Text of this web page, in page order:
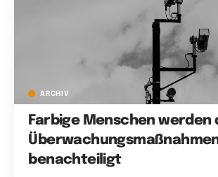
ARCHIV
Farbige Menschen werden
benachteiligt